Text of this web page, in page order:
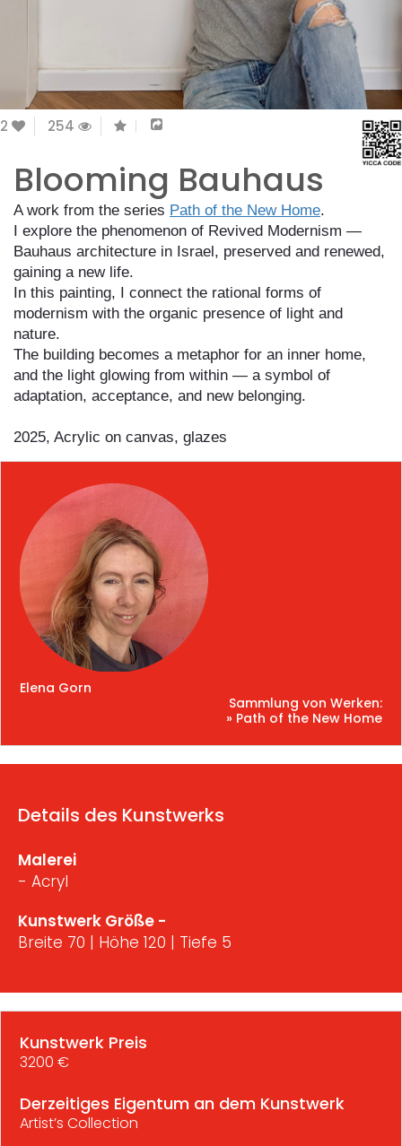
2 254
Blooming Bauhaus
A work from the series Path of the New Home.
I explore the phenomenon of Revived Modernism —
Bauhaus architecture in Israel, preserved and renewed,
gaining a new life.
In this painting, I connect the rational forms of
modernism with the organic presence of light and
nature.
The building becomes a metaphor for an inner home,
and the light glowing from within — a symbol of
adaptation, acceptance, and new belonging.
2025, Acrylic on canvas, glazes
Elena Gorn
Sammlung von Werken:
» Path of the New Home
Details des Kunstwerks
Malerei
- Acryl
Kunstwerk Größe -
Breite 70 | Höhe 120 | Tiefe 5
Kunstwerk Preis
3200 €
Derzeitiges Eigentum an dem Kunstwerk
Artist’s Collection